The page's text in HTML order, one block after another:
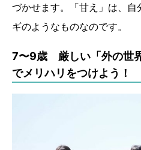
づかせます。「甘え」は、自
ギのようなものなのです。
7〜9歳 厳しい「外の世
でメリハリをつけよう！